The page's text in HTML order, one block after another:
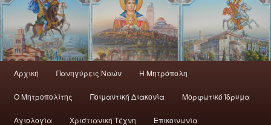
Αρχική Πανηγύρεις Ναών H Mητρόπολη
Ο Mητροπολίτης Ποιμαντική Διακονία Μορφωτικό Ίδρυμα
Αγιολογία Χριστιανική Τέχνη Επικοινωνία